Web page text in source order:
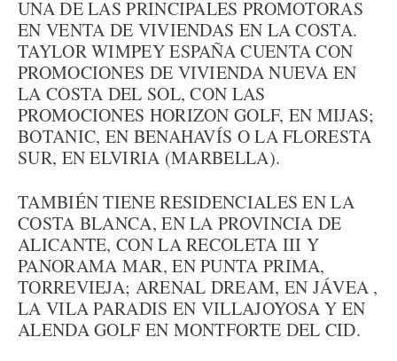
UNA DE LAS PRINCIPALES PROMOTORAS
EN VENTA DE VIVIENDAS EN LA COSTA.
TAYLOR WIMPEY ESPAÑA CUENTA CON
PROMOCIONES DE VIVIENDA NUEVA EN
LA COSTA DEL SOL, CON LAS
PROMOCIONES HORIZON GOLF, EN MIJAS;
BOTANIC, EN BENAHAVÍS O LA FLORESTA
SUR, EN ELVIRIA (MARBELLA).
TAMBIÉN TIENE RESIDENCIALES EN LA
COSTA BLANCA, EN LA PROVINCIA DE
ALICANTE, CON LA RECOLETA III Y
PANORAMA MAR, EN PUNTA PRIMA,
TORREVIEJA; ARENAL DREAM, EN JÁVEA ,
LA VILA PARADIS EN VILLAJOYOSA Y EN
ALENDA GOLF EN MONTFORTE DEL CID.